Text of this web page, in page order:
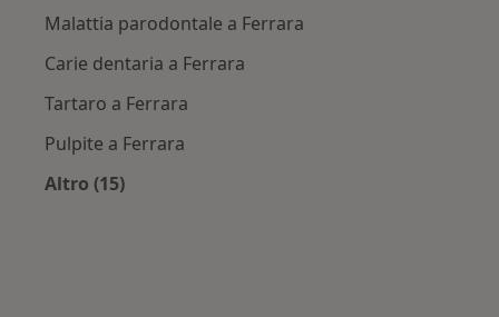
Malattia parodontale a Ferrara
Carie dentaria a Ferrara
Tartaro a Ferrara
Pulpite a Ferrara
Altro (15)